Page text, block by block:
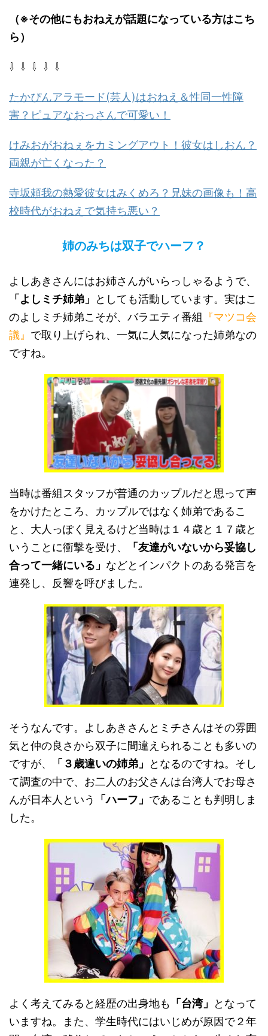
（※その他にもおねえが話題になっている方はこち
ら）
⇩ ⇩ ⇩ ⇩ ⇩
たかぴんアラモード(芸人)はおねえ＆性同一性障
害？ピュアなおっさんで可愛い！
けみおがおねぇをカミングアウト！彼女はしおん？
両親が亡くなった？
寺坂頼我の熱愛彼女はみくめろ？兄妹の画像も！高
校時代がおねえで気持ち悪い？
姉のみちは双子でハーフ？
よしあきさんにはお姉さんがいらっしゃるようで、
「よしミチ姉弟」
としても活動しています。実はこ
のよしミチ姉弟こそが、バラエティ番組 『マツコ会
議』 で取り上げられ、一気に人気になった姉弟なの
ですね。
当時は番組スタッフが普通のカップルだと思って声
をかけたところ、カップルではなく姉弟であるこ
と、大人っぽく見えるけど当時は１４歳と１７歳と
いうことに衝撃を受け、
「友達がいないから妥協し
合って一緒にいる」 などとインパクトのある発言を
連発し、反響を呼びました。
そうなんです。よしあきさんとミチさんはその雰囲
気と仲の良さから双子に間違えられることも多いの
ですが、
「３歳違いの姉弟」
となるのですね。そし
て調査の中で、お二人のお父さんは台湾人でお母さ
んが日本人という
「ハーフ」 であることも判明しま
した。
よく考えてみると経歴の出身地も 「台湾」
となって
いますね。また、学生時代にはいじめが原因で２年